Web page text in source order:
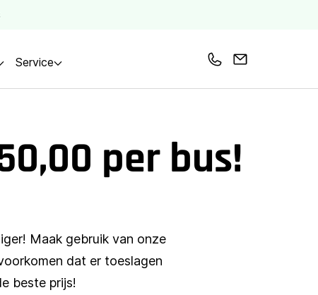
Service Bel onsMail ons
per bus!
Maak gebruik van onze
dat er toeslagen
beste prijs!